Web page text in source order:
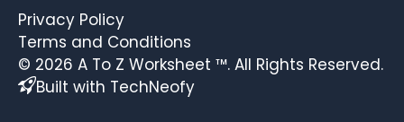
© 2026 A To Z Worksheet ™. All Rights Reserved.
Built with TechNeofy
Privacy Policy
Terms and Conditions